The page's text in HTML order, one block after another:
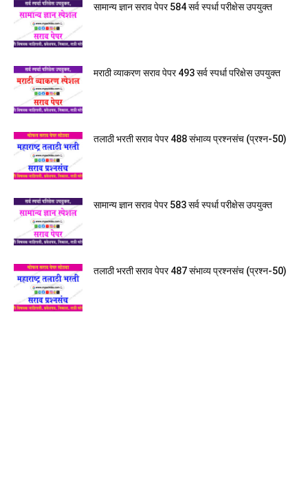
सामान्य ज्ञान सराव पेपर 584 सर्व स्पर्धा परीक्षेस उपयुक्त
मराठी व्याकरण सराव पेपर 493 सर्व स्पर्धा परिक्षेस उपयुक्त
तलाठी भरती सराव पेपर 488 संभाव्य प्रश्नसंच (प्रश्न-50)
सामान्य ज्ञान सराव पेपर 583 सर्व स्पर्धा परीक्षेस उपयुक्त
तलाठी भरती सराव पेपर 487 संभाव्य प्रश्नसंच (प्रश्न-50)